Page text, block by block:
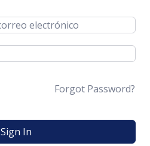
Forgot Password?
Sign In